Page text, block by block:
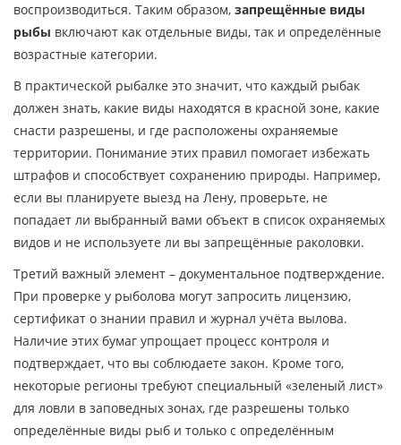
воспроизводиться. Таким образом, запрещённые виды
рыбы включают как отдельные виды, так и определённые
возрастные категории.
В практической рыбалке это значит, что каждый рыбак
должен знать, какие виды находятся в красной зоне, какие
снасти разрешены, и где расположены охраняемые
территории. Понимание этих правил помогает избежать
штрафов и способствует сохранению природы. Например,
если вы планируете выезд на Лену, проверьте, не
попадает ли выбранный вами объект в список охраняемых
видов и не используете ли вы запрещённые раколовки.
Третий важный элемент – документальное подтверждение.
При проверке у рыболова могут запросить лицензию,
сертификат о знании правил и журнал учёта вылова.
Наличие этих бумаг упрощает процесс контроля и
подтверждает, что вы соблюдаете закон. Кроме того,
некоторые регионы требуют специальный «зеленый лист»
для ловли в заповедных зонах, где разрешены только
определённые виды рыб и только с определённым